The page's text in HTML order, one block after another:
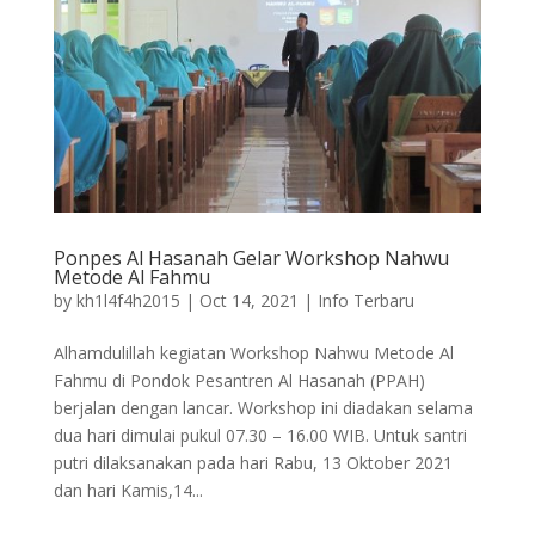
Ponpes Al Hasanah Gelar Workshop Nahwu
Metode Al Fahmu
by kh1l4f4h2015 | Oct 14, 2021 | Info Terbaru
Alhamdulillah kegiatan Workshop Nahwu Metode Al
Fahmu di Pondok Pesantren Al Hasanah (PPAH)
berjalan dengan lancar. Workshop ini diadakan selama
dua hari dimulai pukul 07.30 – 16.00 WIB. Untuk santri
putri dilaksanakan pada hari Rabu, 13 Oktober 2021
dan hari Kamis,14...